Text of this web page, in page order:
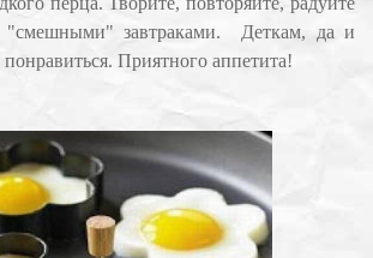
"смешными" завтраками. Деткам, да и
Приятного аппетита!